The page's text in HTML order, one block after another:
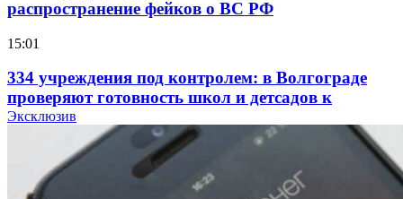
распространение фейков о ВС РФ
15:01
334 учреждения под контролем: в Волгограде
проверяют готовность школ и детсадов к
учебному году
Покушение на убийство в Волгограде: девушка
Эксклюзив